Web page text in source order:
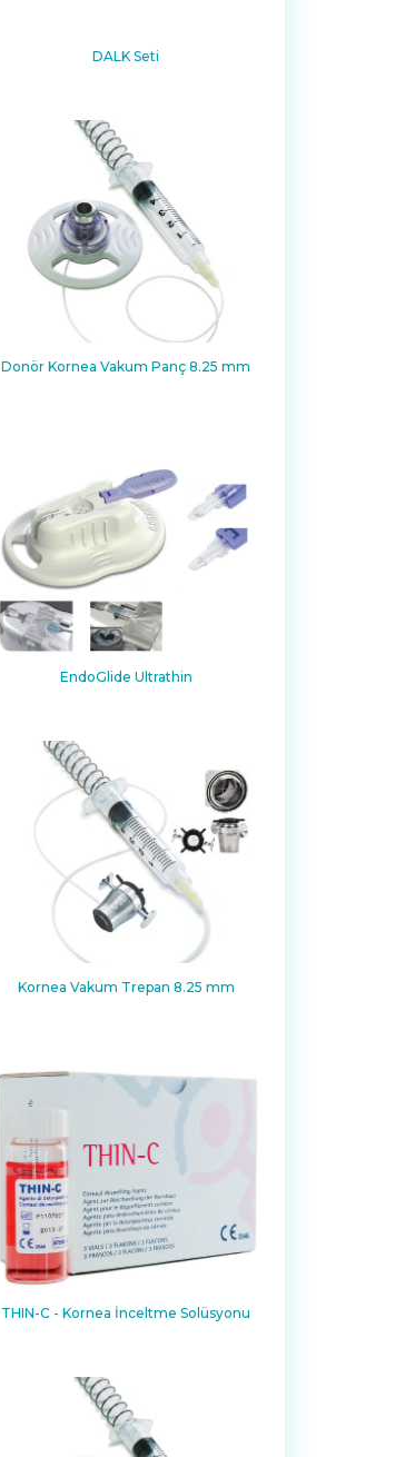
DALK Seti
Donör Kornea Vakum Panç 8.25 mm
EndoGlide Ultrathin
Kornea Vakum Trepan 8.25 mm
THIN-C - Kornea İnceltme Solüsyonu